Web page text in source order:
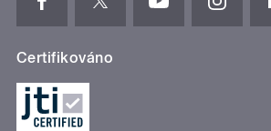
Certifikováno